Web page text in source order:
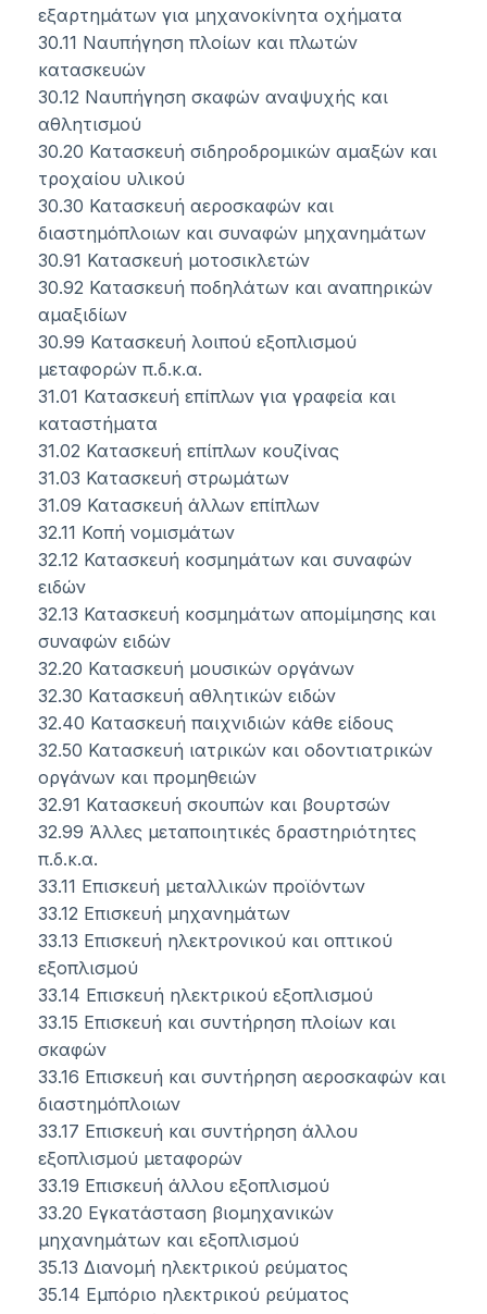
εξαρτημάτων για μηχανοκίνητα οχήματα
30.11 Ναυπήγηση πλοίων και πλωτών
κατασκευών
30.12 Ναυπήγηση σκαφών αναψυχής και
αθλητισμού
30.20 Κατασκευή σιδηροδρομικών αμαξών και
τροχαίου υλικού
30.30 Κατασκευή αεροσκαφών και
διαστημόπλοιων και συναφών μηχανημάτων
30.91 Κατασκευή μοτοσικλετών
30.92 Κατασκευή ποδηλάτων και αναπηρικών
αμαξιδίων
30.99 Κατασκευή λοιπού εξοπλισμού
μεταφορών π.δ.κ.α.
31.01 Κατασκευή επίπλων για γραφεία και
καταστήματα
31.02 Κατασκευή επίπλων κουζίνας
31.03 Κατασκευή στρωμάτων
31.09 Κατασκευή άλλων επίπλων
32.11 Κοπή νομισμάτων
32.12 Κατασκευή κοσμημάτων και συναφών
ειδών
32.13 Κατασκευή κοσμημάτων απομίμησης και
συναφών ειδών
32.20 Κατασκευή μουσικών οργάνων
32.30 Κατασκευή αθλητικών ειδών
32.40 Κατασκευή παιχνιδιών κάθε είδους
32.50 Κατασκευή ιατρικών και οδοντιατρικών
οργάνων και προμηθειών
32.91 Κατασκευή σκουπών και βουρτσών
32.99 Άλλες μεταποιητικές δραστηριότητες
π.δ.κ.α.
33.11 Επισκευή μεταλλικών προϊόντων
33.12 Επισκευή μηχανημάτων
33.13 Επισκευή ηλεκτρονικού και οπτικού
εξοπλισμού
33.14 Επισκευή ηλεκτρικού εξοπλισμού
33.15 Επισκευή και συντήρηση πλοίων και
σκαφών
33.16 Επισκευή και συντήρηση αεροσκαφών και
διαστημόπλοιων
33.17 Επισκευή και συντήρηση άλλου
εξοπλισμού μεταφορών
33.19 Επισκευή άλλου εξοπλισμού
33.20 Εγκατάσταση βιομηχανικών
μηχανημάτων και εξοπλισμού
35.13 Διανομή ηλεκτρικού ρεύματος
35.14 Εμπόριο ηλεκτρικού ρεύματος